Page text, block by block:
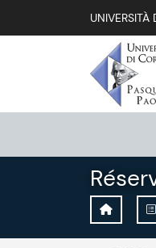
UNIVERSITÀ